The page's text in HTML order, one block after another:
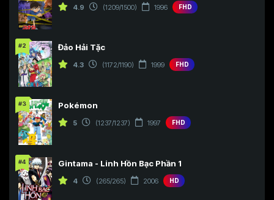
4.9 (1209/1500) 1996 FHD
#2 Đảo Hải Tặc
4.3 (1172/1190) 1999 FHD
#3 Pokémon
5 (1237/1237) 1997 FHD
#4 Gintama - Linh Hồn Bạc Phần 1
4 (265/265) 2006 HD